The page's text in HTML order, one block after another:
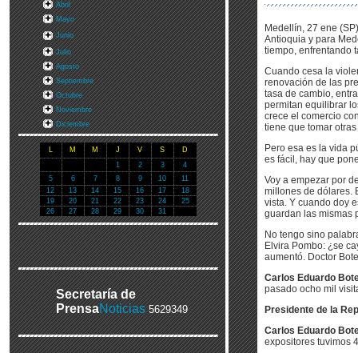
Abril
Mayo
Junio
Julio
Agosto
Septiembre
Octubre
Noviembre
Diciembre
L M M J V S
D
1
2 3
4
5
6 7 8 9 10
11
12
13 14 15 16 17
18
19
20 21 22 23 24
25
26
27 28 29 30 31
Secretaría de
PrensaNoticias 5629349
Medellín, 27 ene
Antioquia y para
tiempo, enfrentando
Cuando cesa la
renovación de las
tasa de cambio,
permitan equilibrar
crece el comercio
tiene que tomar
Pero esa es la vida
es fácil, hay que
Voy a empezar por
millones de dólares.
vista. Y cuando doy
guardan las mismas
No tengo sino
Elvira Pombo: ¿se
aumentó. Doctor
Carlos Eduardo
pasado ocho mil
Presidente de la
Carlos Eduardo
expositores tuvimos